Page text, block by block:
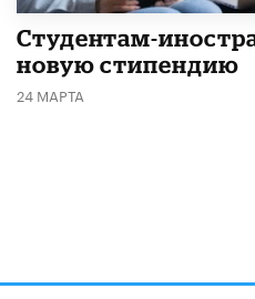
Студентам-
новую стипендию
24 МАРТА